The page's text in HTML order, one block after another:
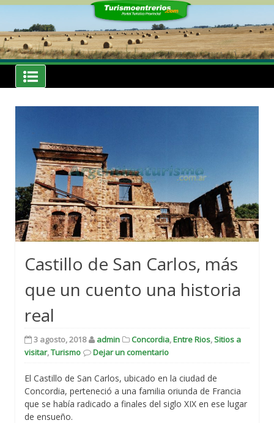
Skip
content
Noticias
Turismoentrerios.com
Castillo de San Carlos, más
que un cuento una historia
real
3 agosto, 2018 admin Concordia,Entre Rios,Sitios a
visitar,Turismo Dejar un comentario
El Castillo de San Carlos, ubicado en la ciudad de
Concordia, perteneció a una familia oriunda de Francia
que se había radicado a finales del siglo XIX en ese lugar
de ensueño.